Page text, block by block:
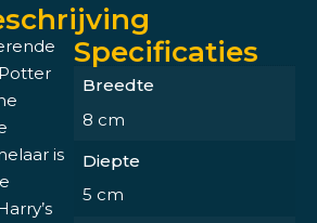
is
Specificaties
Breedte
8 cm
Diepte
5 cm